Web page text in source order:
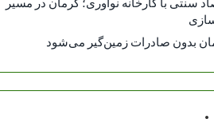
بدون صادرات زمین‌گیر می‌شود